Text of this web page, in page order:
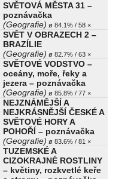
SVĚTOVÁ MĚSTA 31 –
poznávačka
(Geografie) ø 84.1% / 58 ×
SVĚT V OBRAZECH 2 –
BRAZÍLIE
(Geografie) ø 82.7% / 63 ×
SVĚTOVÉ VODSTVO –
oceány, moře, řeky a
jezera – poznávačka
(Geografie) ø 85.8% / 77 ×
NEJZNÁMĚJŠÍ A
NEJKRÁSNĚJŠÍ ČESKÉ A
SVĚTOVÉ HORY A
POHOŘÍ – poznávačka
(Geografie) ø 83.6% / 81 ×
TUZEMSKÉ A
CIZOKRAJNÉ ROSTLINY
– květiny, rozkvetlé keře